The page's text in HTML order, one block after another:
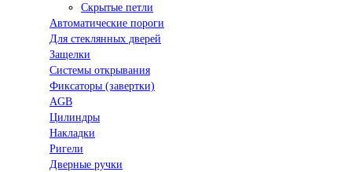
Скрытые петли
Автоматические пороги
Для стеклянных дверей
Защелки
Системы открывания
Фиксаторы (завертки)
AGB
Цилиндры
Накладки
Ригели
Дверные ручки